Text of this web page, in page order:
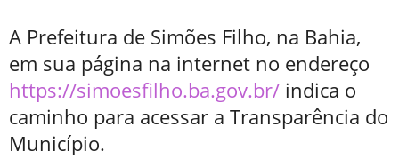
A Prefeitura de Simões Filho, na Bahia,
em sua página na internet no endereço
https://simoesfilho.ba.gov.br/ indica o
caminho para acessar a Transparência do
Município.